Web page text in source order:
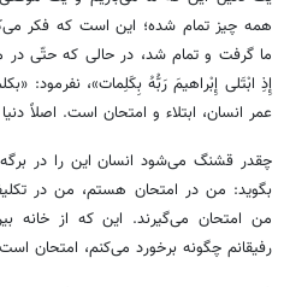
همه چیز تمام شده؛ این است که فکر
ما گرفت و تمام شد، در حالی که حتّی
إِذِ ابْتَلى‌ إِبْراهيمَ رَبُّهُ بِكَلِمات»، نفرمود:
عمر انسان، ابتلاء و امتحان است. اصلاً
چقدر قشنگ می‌شود انسان این را در
بگوید: من در امتحان هستم، من در
من امتحان می‌گیرند. این که از خانه
رفیقانم چگونه برخورد می‌کنم، امتحان